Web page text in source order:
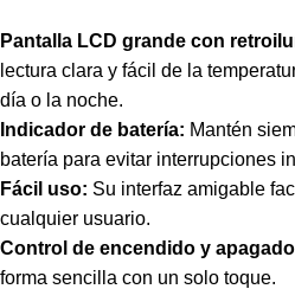
Pantalla LCD grande con
lectura clara y fácil de la
día o la noche.
Indicador de batería: Mantén
batería para evitar interrupciones
Fácil uso: Su interfaz amigable
cualquier usuario.
Control de encendido y
forma sencilla con un solo toque.